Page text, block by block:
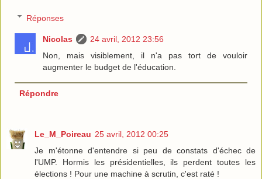
Réponses
Nicolas
24 avril, 2012 23:56
Non, mais visiblement, il n'a pas tort de vouloir
augmenter le budget de l'éducation.
Répondre
Le_M_Poireau 25 avril, 2012 00:25
Je m'étonne d'entendre si peu de constats d'échec de
l'UMP. Hormis les présidentielles, ils perdent toutes les
élections ! Pour une machine à scrutin, c'est raté !